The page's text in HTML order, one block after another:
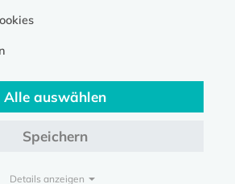
Veranstaltungen
Datenschutz
Alle auswählen
Speichern
Details anzeigen